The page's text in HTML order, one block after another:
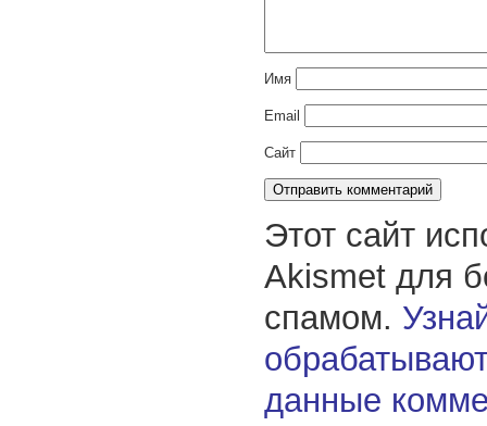
Имя
Email
Сайт
Этот сайт
Akismet для
спамом.
данные